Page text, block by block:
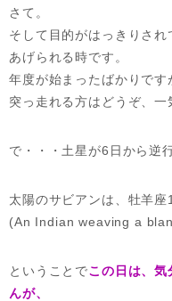
さて。
そして目的がはっきりさ
あげられる時です。
年度が始まったばかりです
突っ走れる方はどうぞ、一
で・・・土星が6日から逆
太陽のサビアンは、牡羊座
(An Indian weaving a
ということでこの日は、
んが、